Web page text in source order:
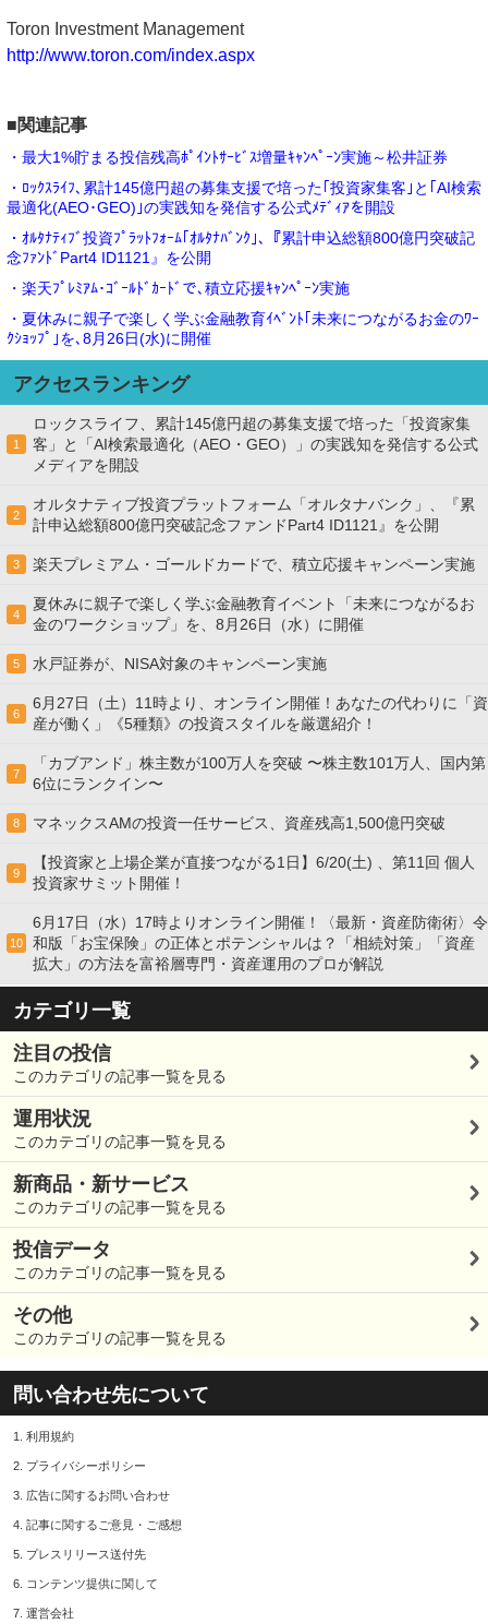
Toron Investment Management
http://www.toron.com/index.aspx
■関連記事
・最大1%貯まる投信残高ﾎﾟｲﾝﾄｻｰﾋﾞｽ増量ｷｬﾝﾍﾟｰﾝ実施～松井証券
・ﾛｯｸｽﾗｲﾌ､累計145億円超の募集支援で培った｢投資家集客｣と｢AI検索
最適化(AEO･GEO)｣の実践知を発信する公式ﾒﾃﾞｨｱを開設
・ｵﾙﾀﾅﾃｨﾌﾞ投資ﾌﾟﾗｯﾄﾌｫｰﾑ｢ｵﾙﾀﾅﾊﾞﾝｸ｣､『累計申込総額800億円突破記
念ﾌｧﾝﾄﾞPart4 ID1121』を公開
・楽天ﾌﾟﾚﾐｱﾑ･ｺﾞｰﾙﾄﾞｶｰﾄﾞで､積立応援ｷｬﾝﾍﾟｰﾝ実施
・夏休みに親子で楽しく学ぶ金融教育ｲﾍﾞﾝﾄ｢未来につながるお金のﾜｰ
ｸｼｮｯﾌﾟ｣を､8月26日(水)に開催
アクセスランキング
1
ロックスライフ、累計145億円超の募集支援で培った「投資家集
客」と「AI検索最適化（AEO・GEO）」の実践知を発信する公式
メディアを開設
2
オルタナティブ投資プラットフォーム「オルタナバンク」、『累
計申込総額800億円突破記念ファンドPart4 ID1121』を公開
3 楽天プレミアム・ゴールドカードで、積立応援キャンペーン実施
4
夏休みに親子で楽しく学ぶ金融教育イベント「未来につながるお
金のワークショップ」を、8月26日（水）に開催
5 水戸証券が、NISA対象のキャンペーン実施
6
6月27日（土）11時より、オンライン開催！あなたの代わりに「資
産が働く」《5種類》の投資スタイルを厳選紹介！
7
「カブアンド」株主数が100万人を突破 〜株主数101万人、国内第
6位にランクイン〜
8 マネックスAMの投資一任サービス、資産残高1,500億円突破
9
【投資家と上場企業が直接つながる1日】6/20(土) 、第11回 個人
投資家サミット開催！
10
6月17日（水）17時よりオンライン開催！〈最新・資産防衛術〉令
和版「お宝保険」の正体とポテンシャルは？「相続対策」「資産
拡大」の方法を富裕層専門・資産運用のプロが解説
カテゴリ一覧
注目の投信
このカテゴリの記事一覧を見る
運用状況
このカテゴリの記事一覧を見る
新商品・新サービス
このカテゴリの記事一覧を見る
投信データ
このカテゴリの記事一覧を見る
その他
このカテゴリの記事一覧を見る
問い合わせ先について
1. 利用規約
2. プライバシーポリシー
3. 広告に関するお問い合わせ
4. 記事に関するご意見・ご感想
5. プレスリリース送付先
6. コンテンツ提供に関して
7. 運営会社